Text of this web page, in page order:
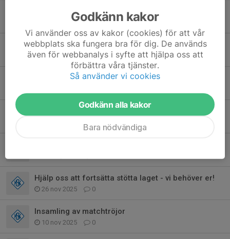
Ingen träning 2 april
1 apr, 21:58 0
Schema caféet P15
8 mar, 18:40 0
Ansvarsområden för P15 2026
Hjälp oss att fortsätta stötta laget - vi behöver er!
26 nov 2025 0
Insamling av matchtröjor
10 nov 2025 0
Godkänn kakor
Vi använder oss av kakor (cookies) för att vår
webbplats ska fungera bra för dig. De används
även för webbanalys i syfte att hjälpa oss att
förbättra våra tjänster.
Så använder vi cookies
Godkänn alla kakor
Bara nödvändiga